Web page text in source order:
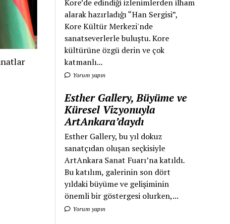
Kore’de edindiği izlenimlerden ilham
alarak hazırladığı “Han Sergisi”,
Kore Kültür Merkezi'nde
sanatseverlerle buluştu. Kore
kültürüne özgü derin ve çok
katmanlı...
Yorum yapın
Esther Gallery, Büyüme ve
Küresel Vizyonuyla
ArtAnkara’daydı
Esther Gallery, bu yıl dokuz
sanatçıdan oluşan seçkisiyle
ArtAnkara Sanat Fuarı’na katıldı.
Bu katılım, galerinin son dört
yıldaki büyüme ve gelişiminin
önemli bir göstergesi olurken,...
Yorum yapın